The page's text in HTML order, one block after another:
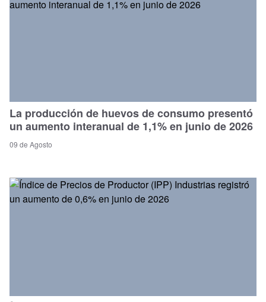
La producción de huevos de consumo presentó
un aumento interanual de 1,1% en junio de 2026
09 de Agosto